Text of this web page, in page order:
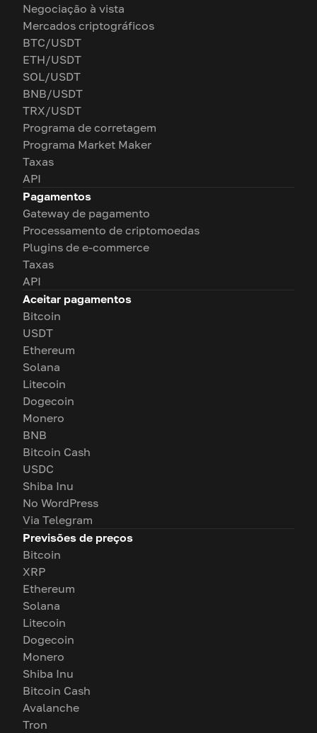
Negociação à vista
Mercados criptográficos
BTC/USDT
ETH/USDT
SOL/USDT
BNB/USDT
TRX/USDT
Programa de corretagem
Programa Market Maker
Taxas
API
Pagamentos
Gateway de pagamento
Processamento de criptomoedas
Plugins de e-commerce
Taxas
API
Aceitar pagamentos
Bitcoin
USDT
Ethereum
Solana
Litecoin
Dogecoin
Monero
BNB
Bitcoin Cash
USDC
Shiba Inu
No WordPress
Via Telegram
Previsões de preços
Bitcoin
XRP
Ethereum
Solana
Litecoin
Dogecoin
Monero
Shiba Inu
Bitcoin Cash
Avalanche
Tron